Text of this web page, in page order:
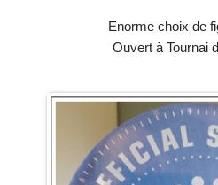
Enorme choix de
Ouvert à Tournai